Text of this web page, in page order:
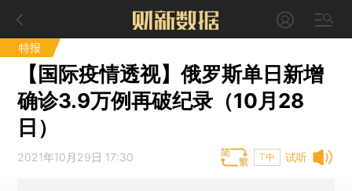
特报
【国际疫情透视】俄罗斯单日新增
确诊3.9万例再破纪录（10月28
日）
试听
2021年10月29日 17:30 T中